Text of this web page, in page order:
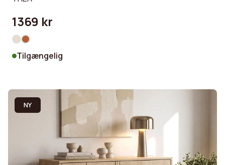
1369 kr
Tilgængelig
NY